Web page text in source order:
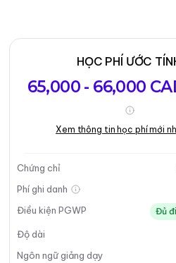
HỌC PHÍ ƯỚC
65,000 - 66,000
Xem thông tin học phí mới
Chứng chỉ
Phí ghi danh
Điều kiện PGWP
Đủ
Độ dài
Ngôn ngữ giảng dạy